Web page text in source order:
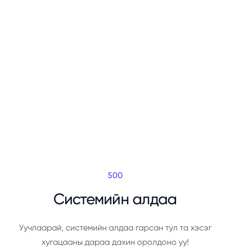
500
Системийн алдаа
Уучлаарай, системийн алдаа гарсан тул та хэсэг
хугацааны дараа дахин оролдоно уу!